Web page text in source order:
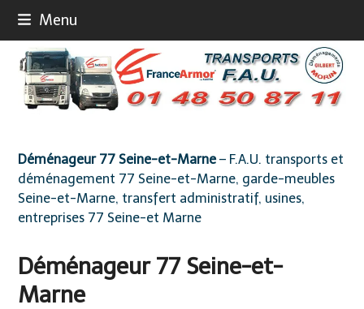
content
Menu
Déménageur 77 Seine-et-Marne– F.A.U. transports et
déménagement 77 Seine-et-Marne, garde-meubles
Seine-et-Marne, transfert administratif, usines,
entreprises 77 Seine-et Marne
Déménageur 77 Seine-et-
Marne